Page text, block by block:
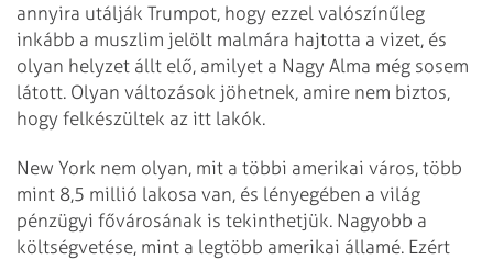
annyira utálják Trumpot, hogy ezzel valószínűleg
inkább a muszlim jelölt malmára hajtotta a vizet, és
olyan helyzet állt elő, amilyet a Nagy Alma még sosem
látott. Olyan változások jöhetnek, amire nem biztos,
hogy felkészültek az itt lakók.
New York nem olyan, mit a többi amerikai város, több
mint 8,5 millió lakosa van, és lényegében a világ
pénzügyi fővárosának is tekinthetjük. Nagyobb a
költségvetése, mint a legtöbb amerikai államé. Ezért